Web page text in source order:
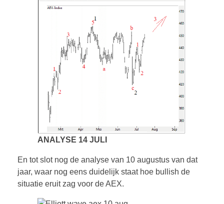
ANALYSE 14 JULI
En tot slot nog de analyse van 10 augustus van dat
jaar, waar nog eens duidelijk staat hoe bullish de
situatie eruit zag voor de AEX.